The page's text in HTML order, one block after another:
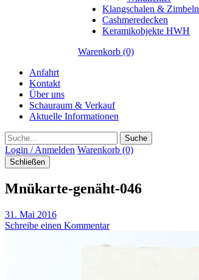
Klangschalen & Zimbeln
Cashmeredecken
Keramikobjekte HWH
Warenkorb (0)
Anfahrt
Kontakt
Über uns
Schauraum & Verkauf
Aktuelle Informationen
Suche
Login / Anmelden Warenkorb (0)
Schließen
Mnükarte-genäht-046
31. Mai 2016
Schreibe einen Kommentar